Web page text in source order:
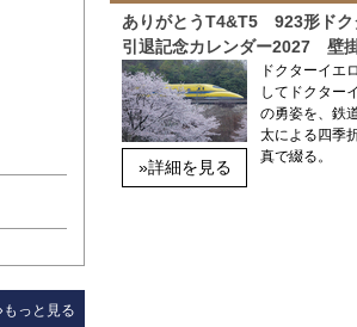
もっと見る
ありがとうT4&T5 923形ドク
引退記念カレンダー2027 壁
»詳細を見る
ドクターイエ
してドクター
の勇姿を、鉄
太による四季
真で綴る。